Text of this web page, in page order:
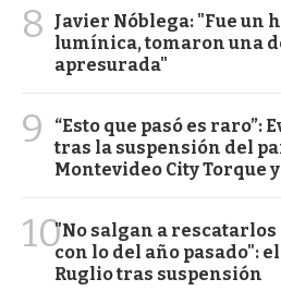
8
Javier Nóblega: "Fue un
lumínica, tomaron una
apresurada"
9
“Esto que pasó es raro”:
tras la suspensión del
Montevideo City Torque
10"No salgan a rescatarlos
con lo del año pasado":
Ruglio tras suspensión